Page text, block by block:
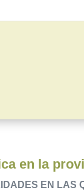
en la
EN LAS